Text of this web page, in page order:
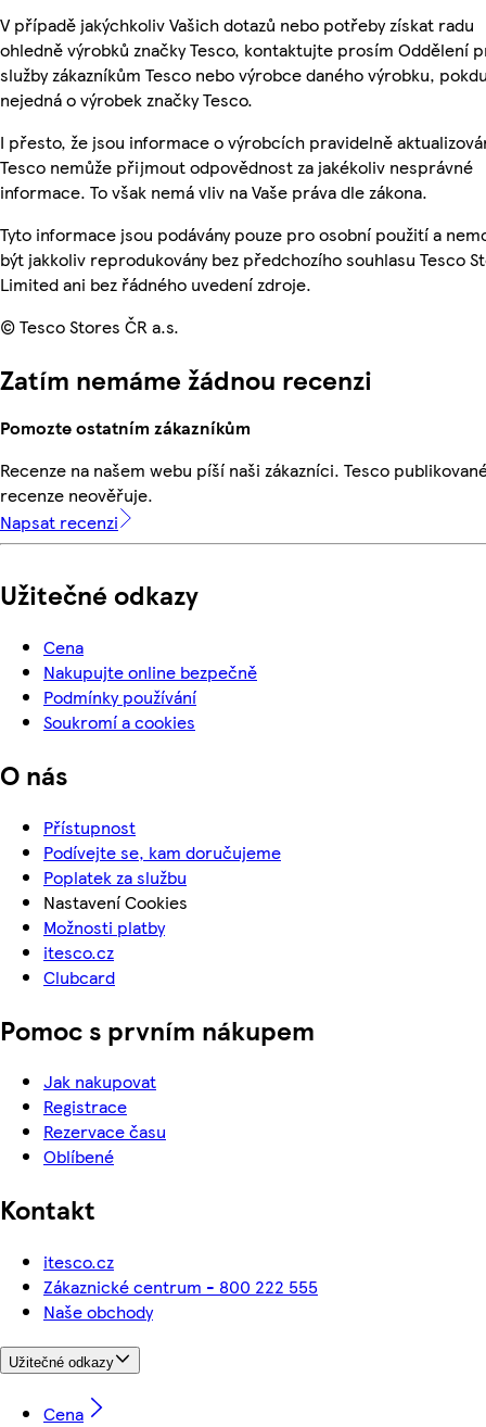
V případě jakýchkoliv Vašich dotazů nebo potřeby získat radu
ohledně výrobků značky Tesco, kontaktujte prosím Oddělení
služby zákazníkům Tesco nebo výrobce daného výrobku,
nejedná o výrobek značky Tesco.
I přesto, že jsou informace o výrobcích pravidelně
Tesco nemůže přijmout odpovědnost za jakékoliv nesprávné
informace. To však nemá vliv na Vaše práva dle zákona.
Tyto informace jsou podávány pouze pro osobní použití a
být jakkoliv reprodukovány bez předchozího souhlasu Tesco
Limited ani bez řádného uvedení zdroje.
© Tesco Stores ČR a.s.
Zatím nemáme žádnou recenzi
Pomozte ostatním zákazníkům
Recenze na našem webu píší naši zákazníci. Tesco
recenze neověřuje.
Napsat recenzi
Užitečné odkazy
Cena
Nakupujte online bezpečně
Podmínky používání
Soukromí a cookies
O nás
Přístupnost
Podívejte se, kam doručujeme
Poplatek za službu
Nastavení Cookies
Možnosti platby
itesco.cz
Clubcard
Pomoc s prvním nákupem
Jak nakupovat
Registrace
Rezervace času
Oblíbené
Kontakt
itesco.cz
Zákaznické centrum - 800 222 555
Naše obchody
Užitečné odkazy
Cena